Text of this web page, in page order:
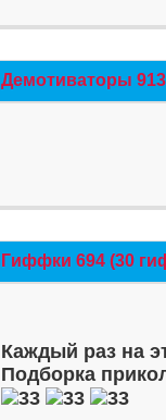
Демотиваторы 913
Гиффки 694 (30
Каждый раз на
Подборка